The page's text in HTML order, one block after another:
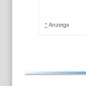
* Anzeige